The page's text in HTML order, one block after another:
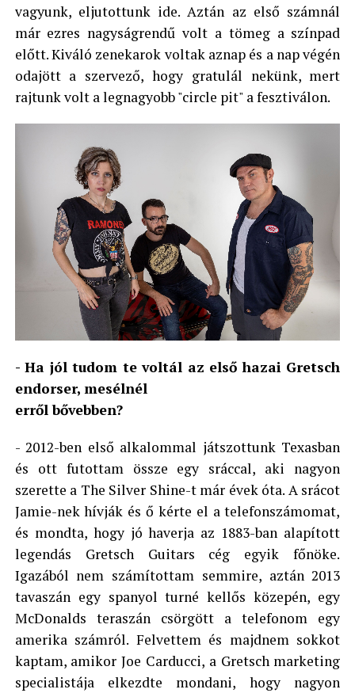
vagyunk, eljutottunk ide. Aztán az első számnál
már ezres nagyságrendű volt a tömeg a színpad
előtt. Kiváló zenekarok voltak aznap és a nap végén
odajött a szervező, hogy gratulál nekünk, mert
rajtunk volt a legnagyobb "circle pit" a fesztiválon.
- Ha jól tudom te voltál az első hazai Gretsch
endorser, mesélnél
erről bővebben?
- 2012-ben első alkalommal játszottunk Texasban
és ott futottam össze egy sráccal, aki nagyon
szerette a The Silver Shine-t már évek óta. A srácot
Jamie-nek hívják és ő kérte el a telefonszámomat,
és mondta, hogy jó haverja az 1883-ban alapított
legendás Gretsch Guitars cég egyik főnöke.
Igazából nem számítottam semmire, aztán 2013
tavaszán egy spanyol turné kellős közepén, egy
McDonalds teraszán csörgött a telefonom egy
amerika számról. Felvettem és majdnem sokkot
kaptam, amikor Joe Carducci, a Gretsch marketing
specialistája elkezdte mondani, hogy nagyon